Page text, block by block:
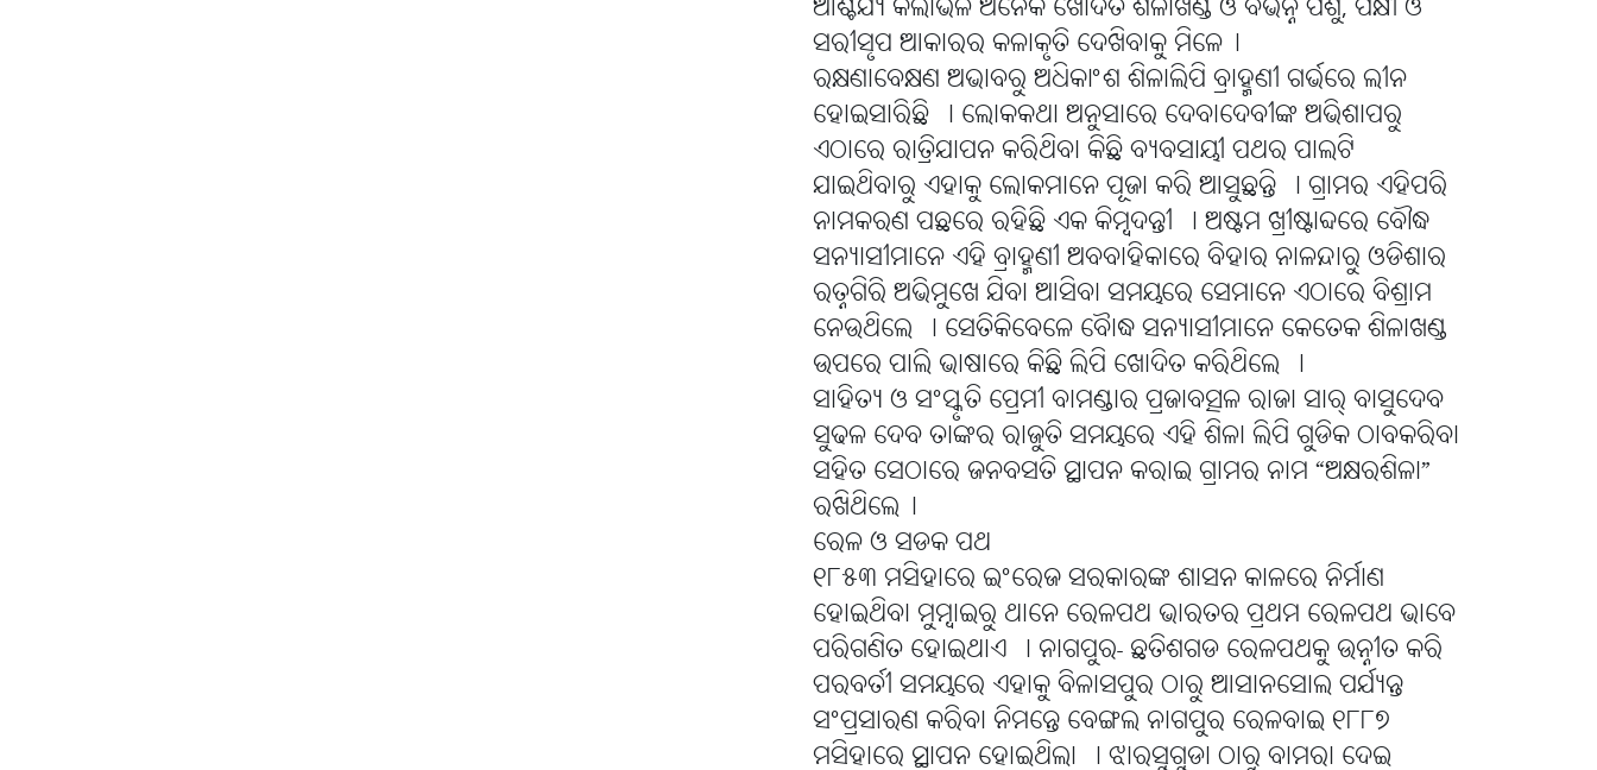
ଆଶ୍ଚର୍ଯ୍ୟ କଲାଭଳି ଅନେକ ଖୋଦିତ ଶିଳାଖଣ୍ଡ ଓ ବିଭିନ୍ନ ପଶୁ, ପକ୍ଷୀ ଓ
ସରୀସୃପ ଆକାରର କଳାକୃତି ଦେଖିବାକୁ ମିଳେ୤
ରକ୍ଷଣାବେକ୍ଷଣ ଅଭାବରୁ ଅଧିକାଂଶ ଶିଳାଲିପି ବ୍ରାହ୍ମଣୀ ଗର୍ଭରେ ଲୀନ
ହୋଇସାରିଛି । ଲୋକକଥା ଅନୁସାରେ ଦେବାଦେବୀଙ୍କ ଅଭିଶାପରୁ
ଏଠାରେ ରାତ୍ରିଯାପନ କରିଥିବା କିଛି ବ୍ୟବସାୟୀ ପଥର ପାଲଟି
ଯାଇଥିବାରୁ ଏହାକୁ ଲୋକମାନେ ପୂଜା କରି ଆସୁଛନ୍ତି । ଗ୍ରାମର ଏହିପରି
ନାମକରଣ ପଛରେ ରହିଛି ଏକ କିମ୍ବଦନ୍ତୀ । ଅଷ୍ଟମ ଖ୍ରୀଷ୍ଟାବ୍ଦରେ ବୌଦ୍ଧ
ସନ୍ୟାସୀମାନେ ଏହି ବ୍ରାହ୍ମଣୀ ଅବବାହିକାରେ ବିହାର ନାଳନ୍ଦାରୁ ଓଡିଶାର
ରତ୍ନଗିରି ଅଭିମୁଖେ ଯିବା ଆସିବା ସମୟରେ ସେମାନେ ଏଠାରେ ବିଶ୍ରାମ
ନେଉଥିଲେ । ସେତିକିବେଳେ ବୈାଦ୍ଧ ସନ୍ୟାସୀମାନେ କେତେକ ଶିଳାଖଣ୍ଡ
ଉପରେ ପାଲି ଭାଷାରେ କିଛି ଲିପି ଖୋଦିତ କରିଥିଲେ ।
ସାହିତ୍ୟ ଓ ସଂସ୍କୃତି ପ୍ରେମୀ ବାମଣ୍ଡାର ପ୍ରଜାବତ୍ସଳ ରାଜା ସାର୍ ବାସୁଦେବ
ସୁଢଳ ଦେବ ତାଙ୍କର ରାଜୁତି ସମୟରେ ଏହି ଶିଳା ଲିପି ଗୁଡିକ ଠାବକରିବା
ସହିତ ସେଠାରେ ଜନବସତି ସ୍ଥାପନ କରାଇ ଗ୍ରାମର ନାମ “ଅକ୍ଷରଶିଳା”
ରଖିଥିଲେ୤
ରେଳ ଓ ସଡକ ପଥ
୧୮୫୩ ମସିହାରେ ଇଂରେଜ ସରକାରଙ୍କ ଶାସନ କାଳରେ ନିର୍ମାଣ
ହୋଇଥିବା ମୁମ୍ବାଇରୁ ଥାନେ ରେଳପଥ ଭାରତର ପ୍ରଥମ ରେଳପଥ ଭାବେ
ପରିଗଣିତ ହୋଇଥାଏ । ନାଗପୁର- ଛତିଶଗଡ ରେଳପଥକୁ ଉନ୍ନୀତ କରି
ପରବର୍ତୀ ସମୟରେ ଏହାକୁ ବିଳାସପୁର ଠାରୁ ଆସାନସୋଲ ପର୍ଯ୍ୟନ୍ତ
ସଂପ୍ରସାରଣ କରିବା ନିମନ୍ତେ ବେଙ୍ଗଲ ନାଗପୁର ରେଳବାଇ ୧୮୮୭
ମସିହାରେ ସ୍ଥାପନ ହୋଇଥିଲା । ଝାରସୁଗୁଡା ଠାରୁ ବାମରା ଦେଇ